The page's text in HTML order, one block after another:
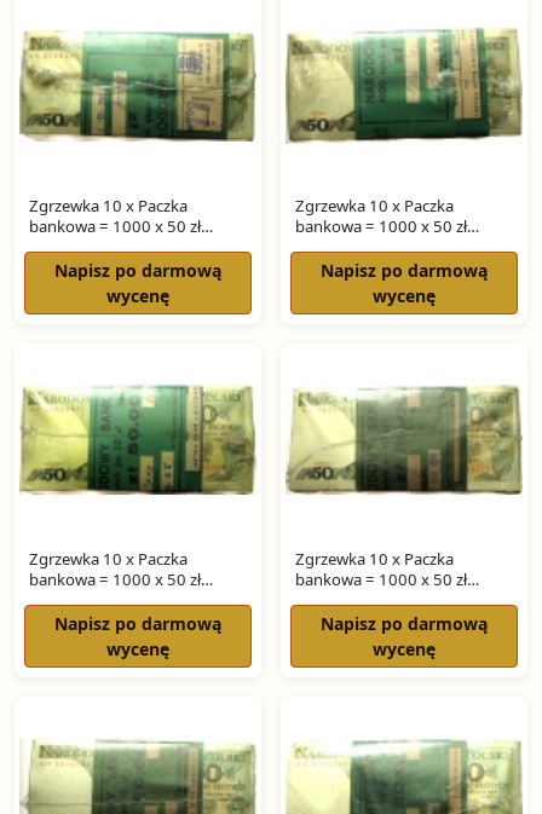
Zgrzewka 10 x Paczka
bankowa = 1000 x 50 zł
Napisz po darmową
wycenę
Zgrzewka 10 x Paczka
bankowa = 1000 x 50 zł
Napisz po darmową
wycenę
Zgrzewka 10 x Paczka
bankowa = 1000 x 50 zł
ŚWIERCZEWSKI seria HP
Napisz po darmową
wycenę
Zgrzewka 10 x Paczka
bankowa = 1000 x 50 zł
ŚWIERCZEWSKI seria GK
Napisz po darmową
wycenę